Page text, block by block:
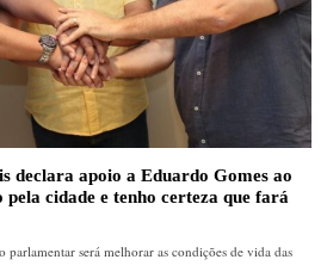
declara apoio a Eduardo Gomes ao
cidade e tenho certeza que fará
será melhorar as condições de vida das